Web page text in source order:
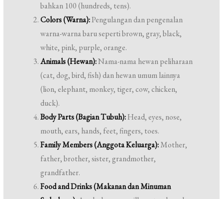
bahkan 100 (hundreds, tens).
Colors (Warna):Pengulangan dan pengenalan
warna-warna baru seperti brown, gray, black,
white, pink, purple, orange.
Animals (Hewan):Nama-nama hewan peliharaan
(cat, dog, bird, fish) dan hewan umum lainnya
(lion, elephant, monkey, tiger, cow, chicken,
duck).
Body Parts (Bagian Tubuh):Head, eyes, nose,
mouth, ears, hands, feet, fingers, toes.
Family Members (Anggota Keluarga):Mother,
father, brother, sister, grandmother,
grandfather.
Food and Drinks (Makanan dan Minuman